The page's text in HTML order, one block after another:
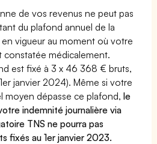
de vos revenus ne peut pas
du plafond annuel de la
en vigueur au moment où votre
constatée médicalement.
est fixé à 3 x 46 368 € bruts,
janvier 2024). Même si votre
moyen dépasse ce plafond,le
indemnité journalière via
TNS ne pourra pas
fixés au 1er janvier 2023.